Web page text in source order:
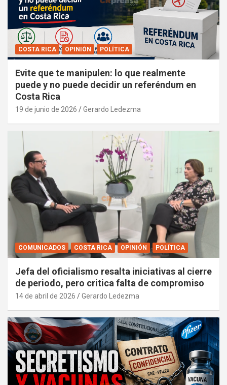
COSTA RICA OPINIÓN POLÍTICA
Evite que te manipulen: lo que realmente
puede y no puede decidir un referéndum en
Costa Rica
19 de junio de 2026 Gerardo Ledezma
COMUNICADOS COSTA RICA OPINIÓN POLÍTICA
Jefa del oficialismo resalta iniciativas al cierre
de periodo, pero critica falta de compromiso
14 de abril de 2026 Gerardo Ledezma